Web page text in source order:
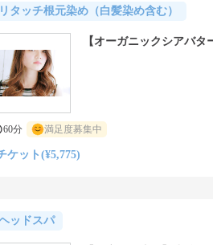
タッチ根元染め（白髪染め含む）
【オーガニックシアバ
60分 満足度募集中
ケット(¥5,775)
ッドスパ